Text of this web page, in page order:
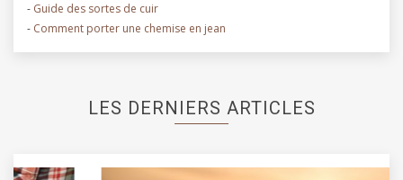
- Guide des sortes de cuir
- Comment porter une chemise en jean
LES DERNIERS ARTICLES